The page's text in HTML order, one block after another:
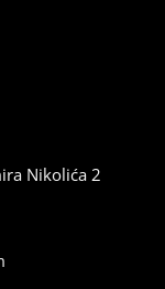
Nikolića 2